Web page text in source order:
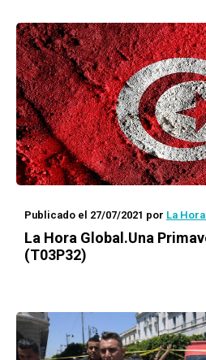
Publicado el 27/07/2021 por La
La Hora Global.Una
(T03P32)